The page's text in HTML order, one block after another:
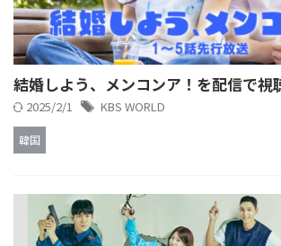
結婚しよう、メンコンア！を配信で視
2025/2/1 KBS WORLD
韓国